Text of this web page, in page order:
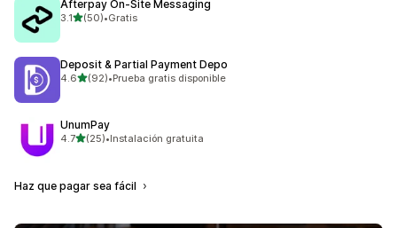
Afterpay On‑Site Messaging
3.1de 5 estrellas
(50)
50 reseñas en total
•Gratis
Deposit & Partial Payment Depo
4.6de 5 estrellas
(92)
92 reseñas en total
•Prueba gratis disponible
UnumPay
4.7de 5 estrellas
(25)
25 reseñas en total
•Instalación gratuita
Haz que pagar sea fácil